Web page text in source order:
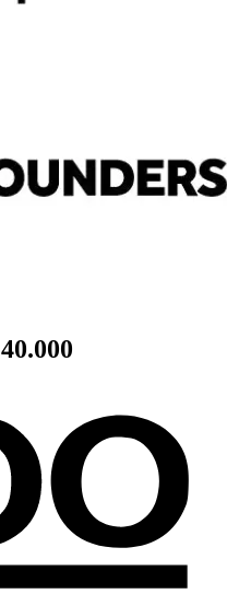
40.000